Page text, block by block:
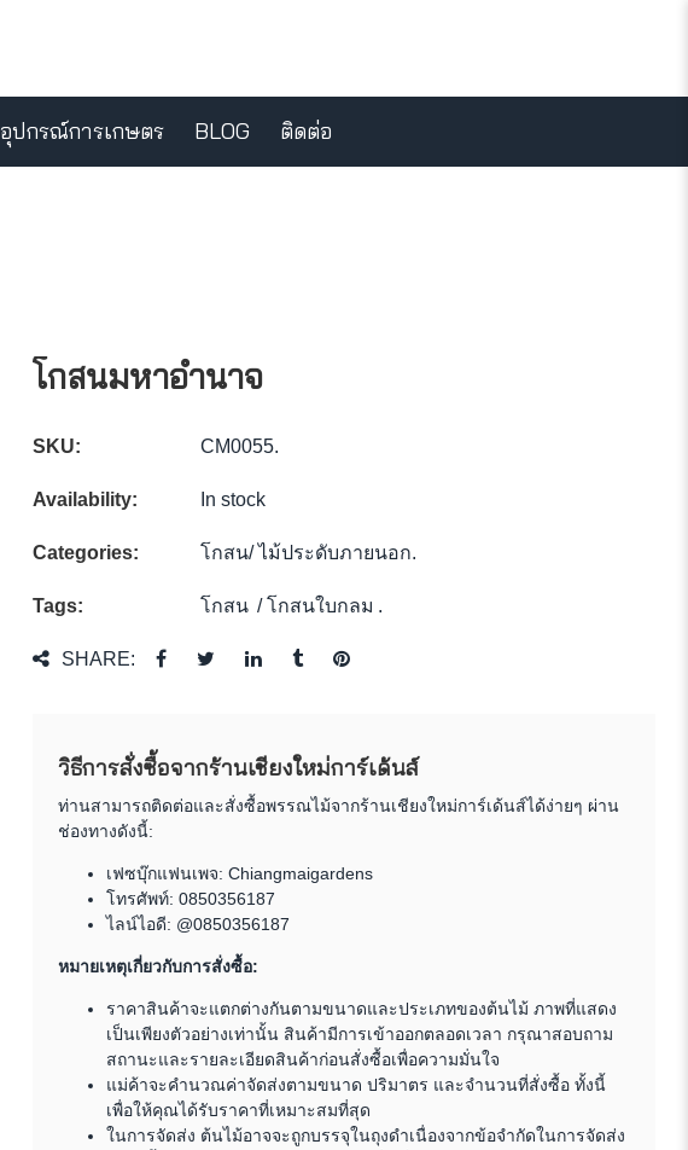
อุปกรณ์การเกษตร BLOG ติดต่อ
โกสนมหาอำนาจ
SKU: CM0055.
Availability: In stock
Categories: โกสน/ไม้ประดับภายนอก.
Tags: โกสน /โกสนใบกลม .
SHARE:
วิธีการสั่งซื้อจากร้านเชียงใหม่การ์เด้นส์
ท่านสามารถติดต่อและสั่งซื้อพรรณไม้จากร้านเชียงใหม่การ์เด้นส์ได้ง่ายๆ ผ่าน
ช่องทางดังนี้:
เฟซบุ๊กแฟนเพจ: Chiangmaigardens
โทรศัพท์: 0850356187
ไลน์ไอดี: @0850356187
หมายเหตุเกี่ยวกับการสั่งซื้อ:
ราคาสินค้าจะแตกต่างกันตามขนาดและประเภทของต้นไม้ ภาพที่แสดง
เป็นเพียงตัวอย่างเท่านั้น สินค้ามีการเข้าออกตลอดเวลา กรุณาสอบถาม
สถานะและรายละเอียดสินค้าก่อนสั่งซื้อเพื่อความมั่นใจ
แม่ค้าจะคำนวณค่าจัดส่งตามขนาด ปริมาตร และจำนวนที่สั่งซื้อ ทั้งนี้
เพื่อให้คุณได้รับราคาที่เหมาะสมที่สุด
ในการจัดส่ง ต้นไม้อาจจะถูกบรรจุในถุงดำเนื่องจากข้อจำกัดในการจัดส่ง